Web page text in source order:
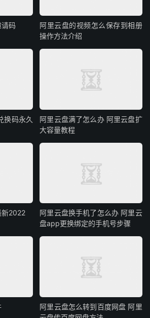
码
阿里云盘的视频怎么保存到相册
操作方法介绍
换码永久
阿里云盘满了怎么办 阿里云盘扩
大容量教程
新2022
阿里云盘换手机了怎么办 阿里云
盘app更换绑定的手机号步骤
阿里云盘怎么转到百度网盘 阿里